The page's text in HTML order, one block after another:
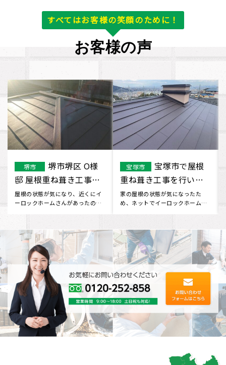
すべてはお客様の笑顔のために！
お客様の声
その他のエリア
京都市
北区で屋根塗装工事を
行いました
長年住んできた自宅の屋根の見栄
えが気になり インターネットで調
その他のエリア
加古郡
で屋根重ね葺き工事を
行いました。
屋根の状態が気になり、近くにイ
ーロックホームさんがあったので